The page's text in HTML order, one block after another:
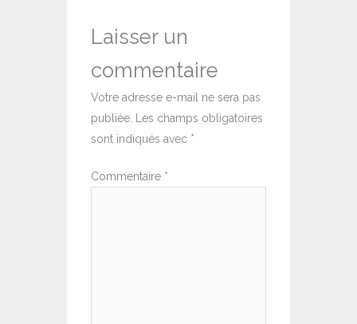
Laisser un
commentaire
Votre adresse e-mail ne sera pas
publiée. Les champs obligatoires
sont indiqués avec *
Commentaire *